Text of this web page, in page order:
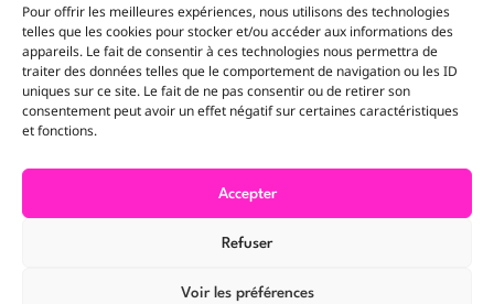
Pour offrir les meilleures expériences, nous utilisons des technologies
telles que les cookies pour stocker et/ou accéder aux informations des
appareils. Le fait de consentir à ces technologies nous permettra de
traiter des données telles que le comportement de navigation ou les ID
uniques sur ce site. Le fait de ne pas consentir ou de retirer son
consentement peut avoir un effet négatif sur certaines caractéristiques
et fonctions.
Accepter
Refuser
Voir les préférences
Politique de cookies (UE)
Politique de confidentialité
Langues
Deutsch